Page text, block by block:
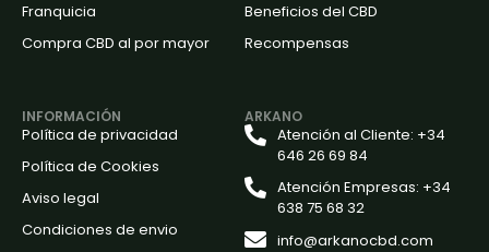
Franquicia
Compra CBD al por mayor
Beneficios del CBD
Recompensas
INFORMACIÓN
Política de privacidad
Política de Cookies
Aviso legal
Condiciones de envio
ARKANO
Atención al Cliente: +34
646 26 69 84
Atención Empresas: +34
638 75 68 32
info@arkanocbd.com